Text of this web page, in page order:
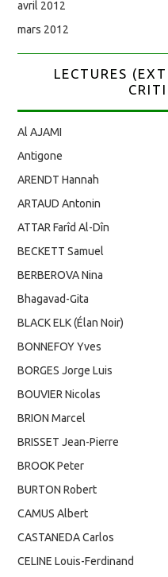
avril 2012
mars 2012
LECTURES
Al AJAMI
Antigone
ARENDT Hannah
ARTAUD Antonin
ATTAR Farîd Al-Dîn
BECKETT Samuel
BERBEROVA Nina
Bhagavad-Gita
BLACK ELK (Élan Noir)
BONNEFOY Yves
BORGES Jorge Luis
BOUVIER Nicolas
BRION Marcel
BRISSET Jean-Pierre
BROOK Peter
BURTON Robert
CAMUS Albert
CASTANEDA Carlos
CELINE Louis-Ferdinand